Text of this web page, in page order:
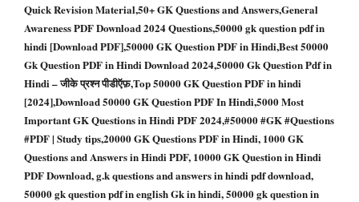
Quick Revision Material,50+ GK Questions and Answers,General
Awareness PDF Download 2024 Questions,50000 gk question pdf in
hindi [Download PDF],50000 GK Question PDF in Hindi,Best 50000
Gk Question PDF in Hindi Download 2024,50000 Gk Question Pdf in
Hindi – जीके प्रश्न पीडीऍफ़,Top 50000 GK Question PDF in hindi
[2024],Download 50000 GK Question PDF In Hindi,5000 Most
Important GK Questions in Hindi PDF 2024,#50000 #GK #Questions
#PDF | Study tips,20000 GK Questions PDF in Hindi, 1000 GK
Questions and Answers in Hindi PDF, 10000 GK Question in Hindi
PDF Download, g.k questions and answers in hindi pdf download,
50000 gk question pdf in english Gk in hindi, 50000 gk question in